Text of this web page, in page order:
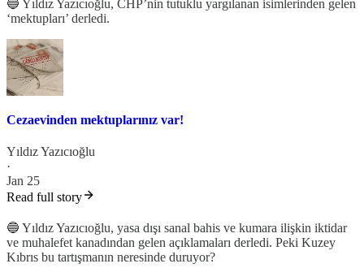
🔵 Yıldız Yazıcıoğlu, CHP’nin tutuklu yargılanan isimlerinden gelen
‘mektupları’ derledi.
Cezaevinden mektuplarınız var!
Yıldız Yazıcıoğlu
·
Jan 25
Read full story
🔵 Yıldız Yazıcıoğlu, yasa dışı sanal bahis ve kumara ilişkin iktidar
ve muhalefet kanadından gelen açıklamaları derledi. Peki Kuzey
Kıbrıs bu tartışmanın neresinde duruyor?